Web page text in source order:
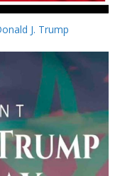
J. Trump